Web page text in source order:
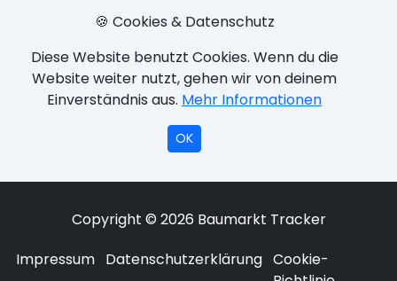
🍪 Cookies & Datenschutz
Diese Website benutzt Cookies. Wenn du die
Website weiter nutzt, gehen wir von deinem
Einverständnis aus. Mehr Informationen
OK
Copyright © 2026 Baumarkt Tracker
Impressum Datenschutzerklärung Cookie-